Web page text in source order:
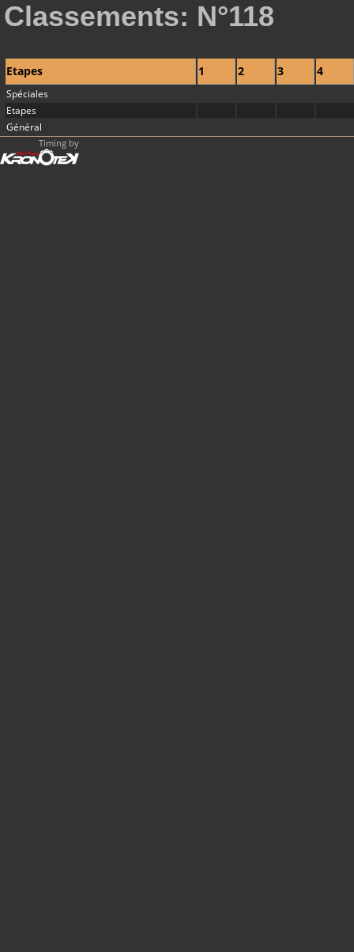
Classements: N°118
Etapes 1 2 3 4
Spéciales
Etapes
Général
Timing by